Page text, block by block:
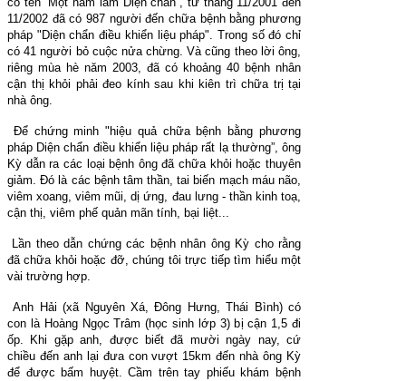
11/2002 đã có 987 người đến chữa bệnh bằng phương
pháp "Diện chẩn điều khiển liệu pháp". Trong số đó chỉ
có 41 người bỏ cuộc nửa chừng. Và cũng theo lời ông,
riêng mùa hè năm 2003, đã có khoảng 40 bệnh nhân
cận thị khỏi phải đeo kính sau khi kiên trì chữa trị tại
nhà ông.
Để chứng minh "hiệu quả chữa bệnh bằng phương
pháp Diện chẩn điều khiển liệu pháp rất lạ thường”, ông
Kỳ dẫn ra các loại bệnh ông đã chữa khỏi hoặc thuyên
giảm. Đó là các bệnh tâm thần, tai biến mạch máu não,
viêm xoang, viêm mũi, dị ứng, đau lưng - thần kinh toạ,
cận thị, viêm phế quản mãn tính, bại liệt...
Lần theo dẫn chứng các bệnh nhân ông Kỳ cho rằng
đã chữa khỏi hoặc đỡ, chúng tôi trực tiếp tìm hiểu một
vài trường hợp.
Anh Hải (xã Nguyên Xá, Đông Hưng, Thái Bình) có
con là Hoàng Ngọc Trâm (học sinh lớp 3) bị cận 1,5 đi
ốp. Khi gặp anh, được biết đã mười ngày nay, cứ
chiều đến anh lại đưa con vượt 15km đến nhà ông Kỳ
để được bấm huyệt. Cầm trên tay phiếu khám bệnh